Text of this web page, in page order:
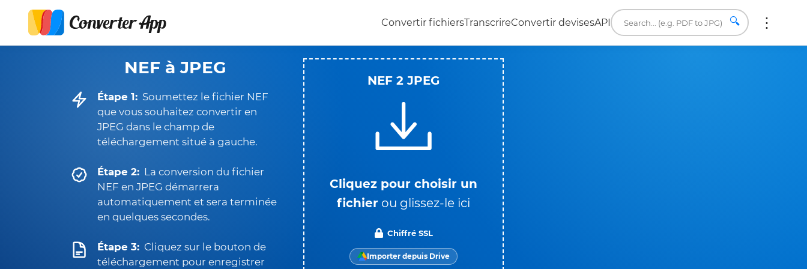
Convertir fichiersTranscrireConvertir devisesAPI 🔍
NEF à JPEG
Étape 1: Soumettez le fichier NEF
que vous souhaitez convertir en
JPEG dans le champ de
téléchargement situé à gauche.
Étape 2: La conversion du fichier
NEF en JPEG démarrera
automatiquement et sera terminée
en quelques secondes.
Étape 3: Cliquez sur le bouton de
téléchargement pour enregistrer
NEF 2 JPEG
Cliquez pour choisir un
fichier ou glissez-le ici
Chiffré SSL
Importer depuis Drive